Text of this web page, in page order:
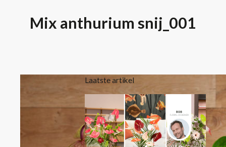
Mix anthurium snij_001
Laatste artikel